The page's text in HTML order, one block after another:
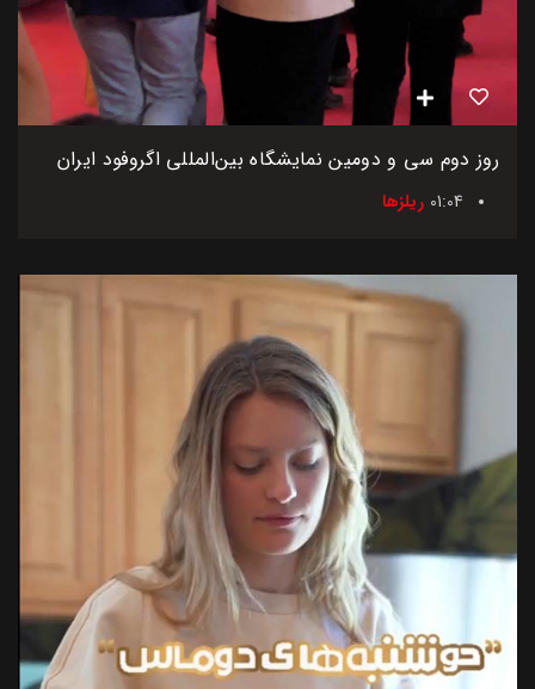
روز دوم سی و دومین نمایشگاه بین‌المللی اگروفود ایران
01:04 ریلزها